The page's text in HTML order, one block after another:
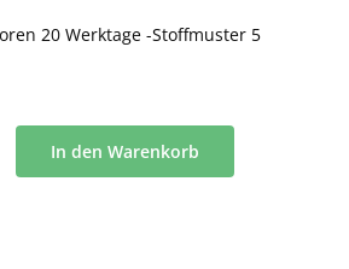
20 Werktage -Stoffmuster 5
In den Warenkorb